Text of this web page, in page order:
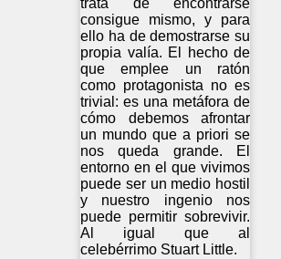
trata de encontrarse
consigue mismo, y para
ello ha de demostrarse su
propia valía. El hecho de
que emplee un ratón
como protagonista no es
trivial: es una metáfora de
cómo debemos afrontar
un mundo que a priori se
nos queda grande. El
entorno en el que vivimos
puede ser un medio hostil
y nuestro ingenio nos
puede permitir sobrevivir.
Al igual que al
celebérrimo Stuart Little.